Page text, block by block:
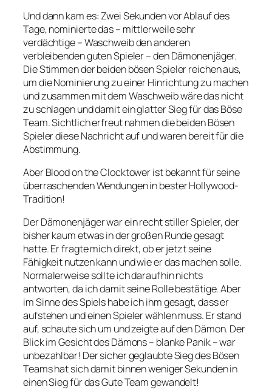
Und dann kam es: Zwei Sekunden vor Ablauf des
Tage, nominierte das – mittlerweile sehr
verdächtige – Waschweib den anderen
verbleibenden guten Spieler – den Dämonenjäger.
Die Stimmen der beiden bösen Spieler reichen aus,
um die Nominierung zu einer Hinrichtung zu machen
und zusammen mit dem Waschweib wäre das nicht
zu schlagen und damit ein glatter Sieg für das Böse
Team. Sichtlich erfreut nahmen die beiden Bösen
Spieler diese Nachricht auf und waren bereit für die
Abstimmung.
Aber Blood on the Clocktower ist bekannt für seine
überraschenden Wendungen in bester Hollywood-
Tradition!
Der Dämonenjäger war ein recht stiller Spieler, der
bisher kaum etwas in der großen Runde gesagt
hatte. Er fragte mich direkt, ob er jetzt seine
Fähigkeit nutzen kann und wie er das machen solle.
Normalerweise sollte ich daraufhin nichts
antworten, da ich damit seine Rolle bestätige. Aber
im Sinne des Spiels habe ich ihm gesagt, dass er
aufstehen und einen Spieler wählen muss. Er stand
auf, schaute sich um und zeigte auf den Dämon. Der
Blick im Gesicht des Dämons – blanke Panik – war
unbezahlbar! Der sicher geglaubte Sieg des Bösen
Teams hat sich damit binnen weniger Sekunden in
einen Sieg für das Gute Team gewandelt!